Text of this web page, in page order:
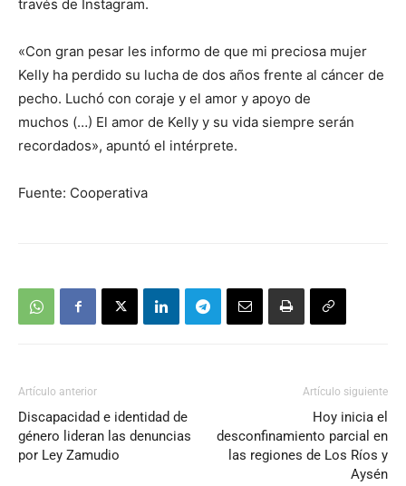
través de Instagram.
«Con gran pesar les informo de que mi preciosa mujer
Kelly ha perdido su lucha de dos años frente al cáncer de
pecho. Luchó con coraje y el amor y apoyo de
muchos (…) El amor de Kelly y su vida siempre serán
recordados», apuntó el intérprete.
Fuente: Cooperativa
Artículo anterior
Discapacidad e identidad de
género lideran las denuncias
por Ley Zamudio
Artículo siguiente
Hoy inicia el
desconfinamiento parcial en
las regiones de Los Ríos y
Aysén